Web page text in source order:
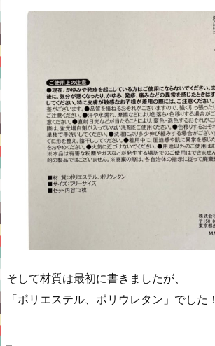
そして材質は最初に書きましたが、
「ポリエステル、ポリウレタン」でした！